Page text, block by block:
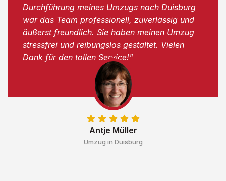
Antje Müller
Umzug in Duisburg
Durchführung meines Umzugs nach Duisburg
war das Team professionell, zuverlässig und
äußerst freundlich. Sie haben meinen Umzug
stressfrei und reibungslos gestaltet. Vielen
Dank für den tollen Service!"